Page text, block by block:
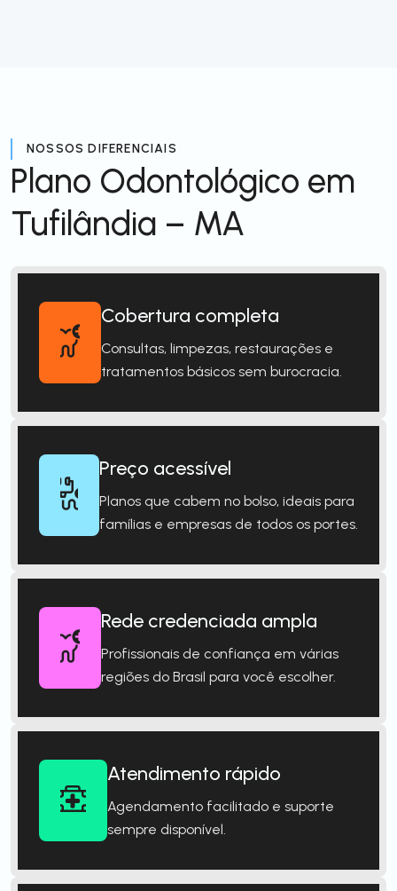
NOSSOS DIFERENCIAIS
Plano Odontológico em
Tufilândia – MA
Cobertura completa
Consultas, limpezas, restaurações e
tratamentos básicos sem burocracia.
Preço acessível
Planos que cabem no bolso, ideais para
famílias e empresas de todos os portes.
Rede credenciada ampla
Profissionais de confiança em várias
regiões do Brasil para você escolher.
Atendimento rápido
Agendamento facilitado e suporte
sempre disponível.